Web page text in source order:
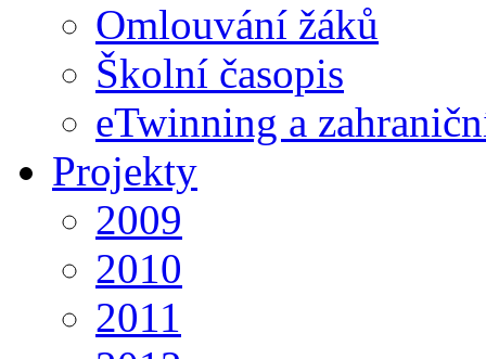
Omlouvání žáků
Školní časopis
eTwinning a
Projekty
2009
2010
2011